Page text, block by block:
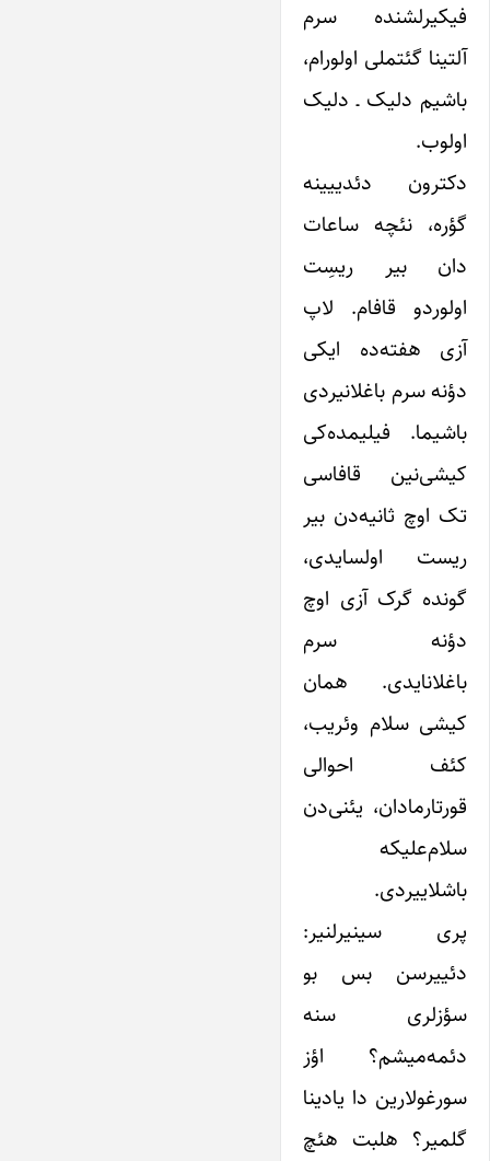
فیکیرلشنده سرم
آلتینا گئتملی اولورام،
باشیم دلیک ـ دلیک
اولوب.
دکترون دئدییینه
گؤره، نئچه ساعات
دان بیر ریسِت
اولوردو قافام. لاپ
آزی هفته‌ده ایکی
دؤنه سرم باغلانیردی
باشیما. فیلیمده‌کی
کیشی‌نین قافاسی
تک اوچ ثانیه‌دن بیر
ریست اولسایدی،
گونده گرک آزی اوچ
دؤنه سرم
باغلانایدی. همان
کیشی سلام وئریب،
کئف احوالی
قورتارمادان، یئنی‌دن
سلام‌علیکه
باشلاییردی.
پری سینیرلنیر:
دئییرسن بس بو
سؤزلری سنه
دئمه‌میشم؟ اؤز
سورغولارین دا یادینا
گلمیر؟ هلبت هئچ